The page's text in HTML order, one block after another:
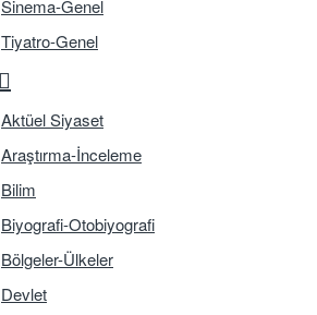
Sinema-Genel
Tiyatro-Genel
Aktüel Siyaset
Araştırma-İnceleme
Bilim
Biyografi-Otobiyografi
Bölgeler-Ülkeler
Devlet